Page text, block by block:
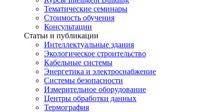
Тематические семинары
Стоимость обучения
Консультации
Статьи и публикации
Интеллектуальные здания
Экологическое строительство
Кабельные системы
Энергетика и электроснабжение
Системы безопасности
Измерительное оборудование
Центры обработки данных
Термография